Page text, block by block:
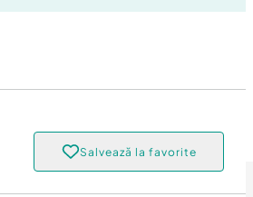
Salvează la favorite